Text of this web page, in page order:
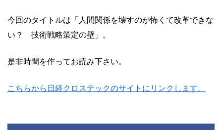
今回のタイトルは「人間関係を壊すのが怖くて改革できな
い？ 技術戦略策定の壁」。
是非時間を作ってお読み下さい。
こちらから日経クロステックのサイトにリンクします。